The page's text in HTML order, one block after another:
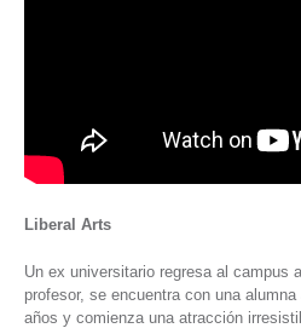
Liberal Arts
Un ex universitario regresa al campus
profesor, se encuentra con una
años y comienza una atracción